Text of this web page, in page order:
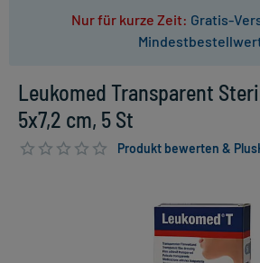
Nur für kurze Zeit: Gratis-
Leukomed Transparent
5x7,2 cm, 5 St
Produkt bewerten &